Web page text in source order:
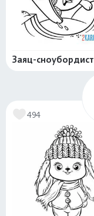
Заяц-сноубордист
494